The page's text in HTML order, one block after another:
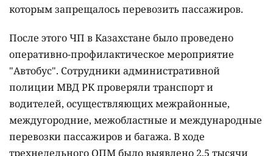
которым запрещалось перевозить пассажиров.
После этого ЧП в Казахстане было проведено
оперативно-профилактическое мероприятие
"Автобус". Сотрудники административной
полиции МВД РК проверяли транспорт и
водителей, осуществляющих межрайонные,
междугородние, межобластные и международные
перевозки пассажиров и багажа. В ходе
трехнедельного ОПМ было выявлено 2,5 тысячи